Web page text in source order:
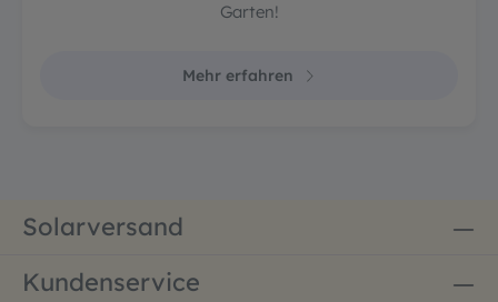
Garten!
Mehr erfahren
Solarversand
Kundenservice